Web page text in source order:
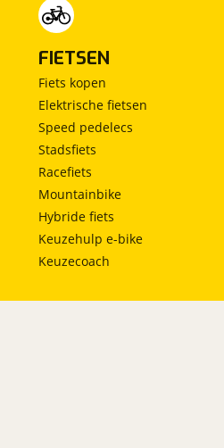
FIETSEN
Fiets kopen
Elektrische fietsen
Speed pedelecs
Stadsfiets
Racefiets
Mountainbike
Hybride fiets
Keuzehulp e-bike
Keuzecoach